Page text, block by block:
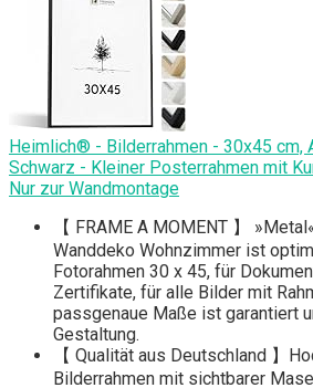
Heimlich® - Bilderrahmen - 30x45 cm,
Schwarz - Kleiner Posterrahmen mit
Nur zur Wandmontage
【 FRAME A MOMENT 】
Wanddeko Wohnzimmer ist
Fotorahmen 30 x 45, für
Zertifikate, für alle Bilder mit
passgenaue Maße ist garantiert
Gestaltung.
【 Qualität aus Deutschland 】
Bilderrahmen mit sichtbarer